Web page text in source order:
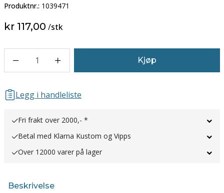
Produktnr.: 1039471
kr 117,00 /stk
1 Kjøp
Legg i handleliste
Fri frakt over 2000,- *
Betal med Klarna Kustom og Vipps
Over 12000 varer på lager
Beskrivelse